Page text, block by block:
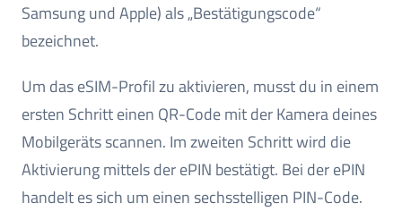
Samsung und Apple) als „Bestätigungscode“
bezeichnet.
Um das eSIM-Profil zu aktivieren, musst du in einem
ersten Schritt einen QR-Code mit der Kamera deines
Mobilgeräts scannen. Im zweiten Schritt wird die
Aktivierung mittels der ePIN bestätigt. Bei der ePIN
handelt es sich um einen sechsstelligen PIN-Code.